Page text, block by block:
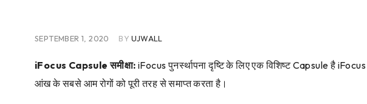
SEPTEMBER 1, 2020 BY UJWALL
iFocus Capsule समीक्षा: iFocus पुनर्स्थापना दृष्टि के लिए एक विशिष्ट Capsule है
आंख के सबसे आम रोगों को पूरी तरह से समाप्त करता है।